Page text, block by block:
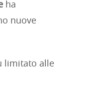
ha
nuove
limitato alle